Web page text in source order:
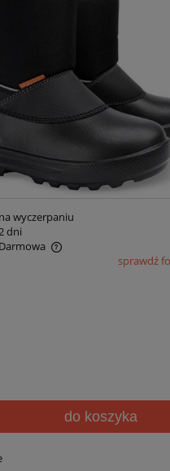
na wyczerpaniu
dni
Darmowa
ewentualnych kosztów płatności
sprawdź
do koszyka